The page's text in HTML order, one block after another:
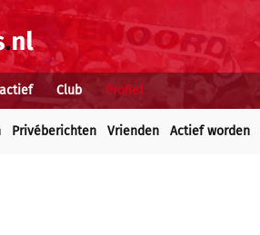
Club Profiel
Privéberichten Vrienden Actief worden